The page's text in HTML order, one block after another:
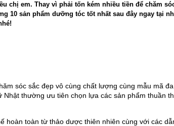
chị em. Thay vì phải tốn kém nhiều tiền để chăm
10 sản phẩm dưỡng tóc tốt nhất sau đây ngay tại
sóc sắc đẹp vô cùng chất lượng cùng mẫu mã
thường ưu tiên chọn lựa các sản phẩm thuần
hoàn toàn từ thảo dược thiên nhiên cùng với các